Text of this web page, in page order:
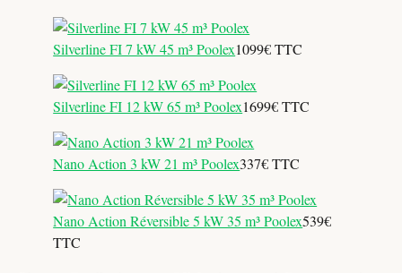
Silverline FI 7 kW 45 m³ Poolex1099€ TTC
Silverline FI 12 kW 65 m³ Poolex1699€ TTC
Nano Action 3 kW 21 m³ Poolex337€ TTC
Nano Action Réversible 5 kW 35 m³ Poolex539€
TTC